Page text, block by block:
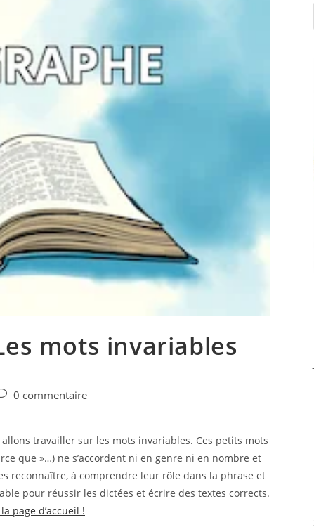
mots invariables
0 commentaire
travailler sur les mots invariables. Ces petits mots
que »…) ne s’accordent ni en genre ni en nombre et
reconnaître, à comprendre leur rôle dans la phrase et
pour réussir les dictées et écrire des textes corrects.
page d’accueil !